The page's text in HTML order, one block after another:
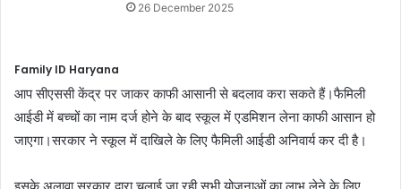
26 December 2025
Family ID Haryana
आप सीएससी केंद्र पर जाकर काफी आसानी से बदलाव करा सकते हैं।फैमिली
आईडी में बच्चों का नाम दर्ज होने के बाद स्कूल में एडमिशन लेना काफी आसान हो
जाएगा।सरकार ने स्कूल में दाखिले के लिए फैमिली आईडी अनिवार्य कर दी है।